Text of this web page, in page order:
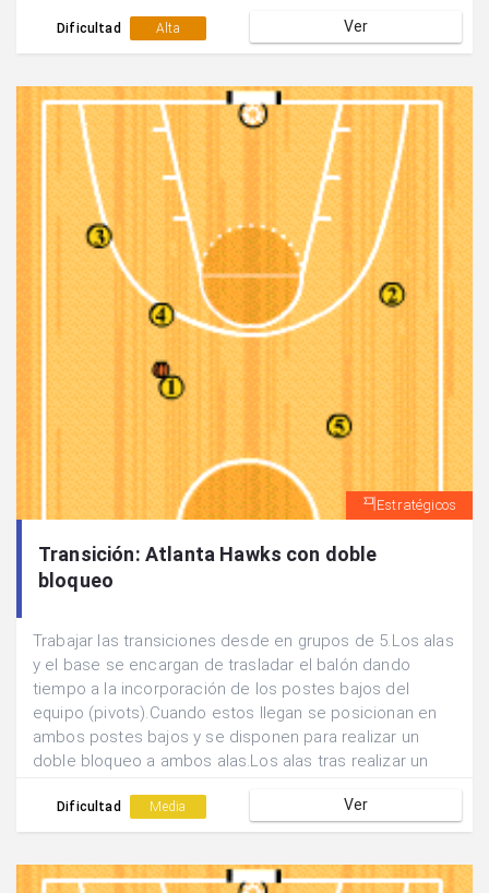
Dificultad Alta Ver
Estratégicos
Transición: Atlanta Hawks con doble
bloqueo
Trabajar las transiciones desde en grupos de 5.Los alas
y el base se encargan de trasladar el balón dando
tiempo a la incorporación de los postes bajos del
equipo (pivots).Cuando estos llegan se posicionan en
ambos postes bajos y se disponen para realizar un
doble bloqueo a ambos alas.Los alas tras realizar un
y aprovechan los dos bloqueos para salir cada un al
lado contrario posibilitando recepción y tiro.
Dificultad Media Ver